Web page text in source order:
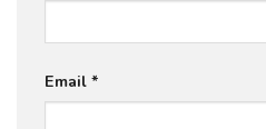
Email *